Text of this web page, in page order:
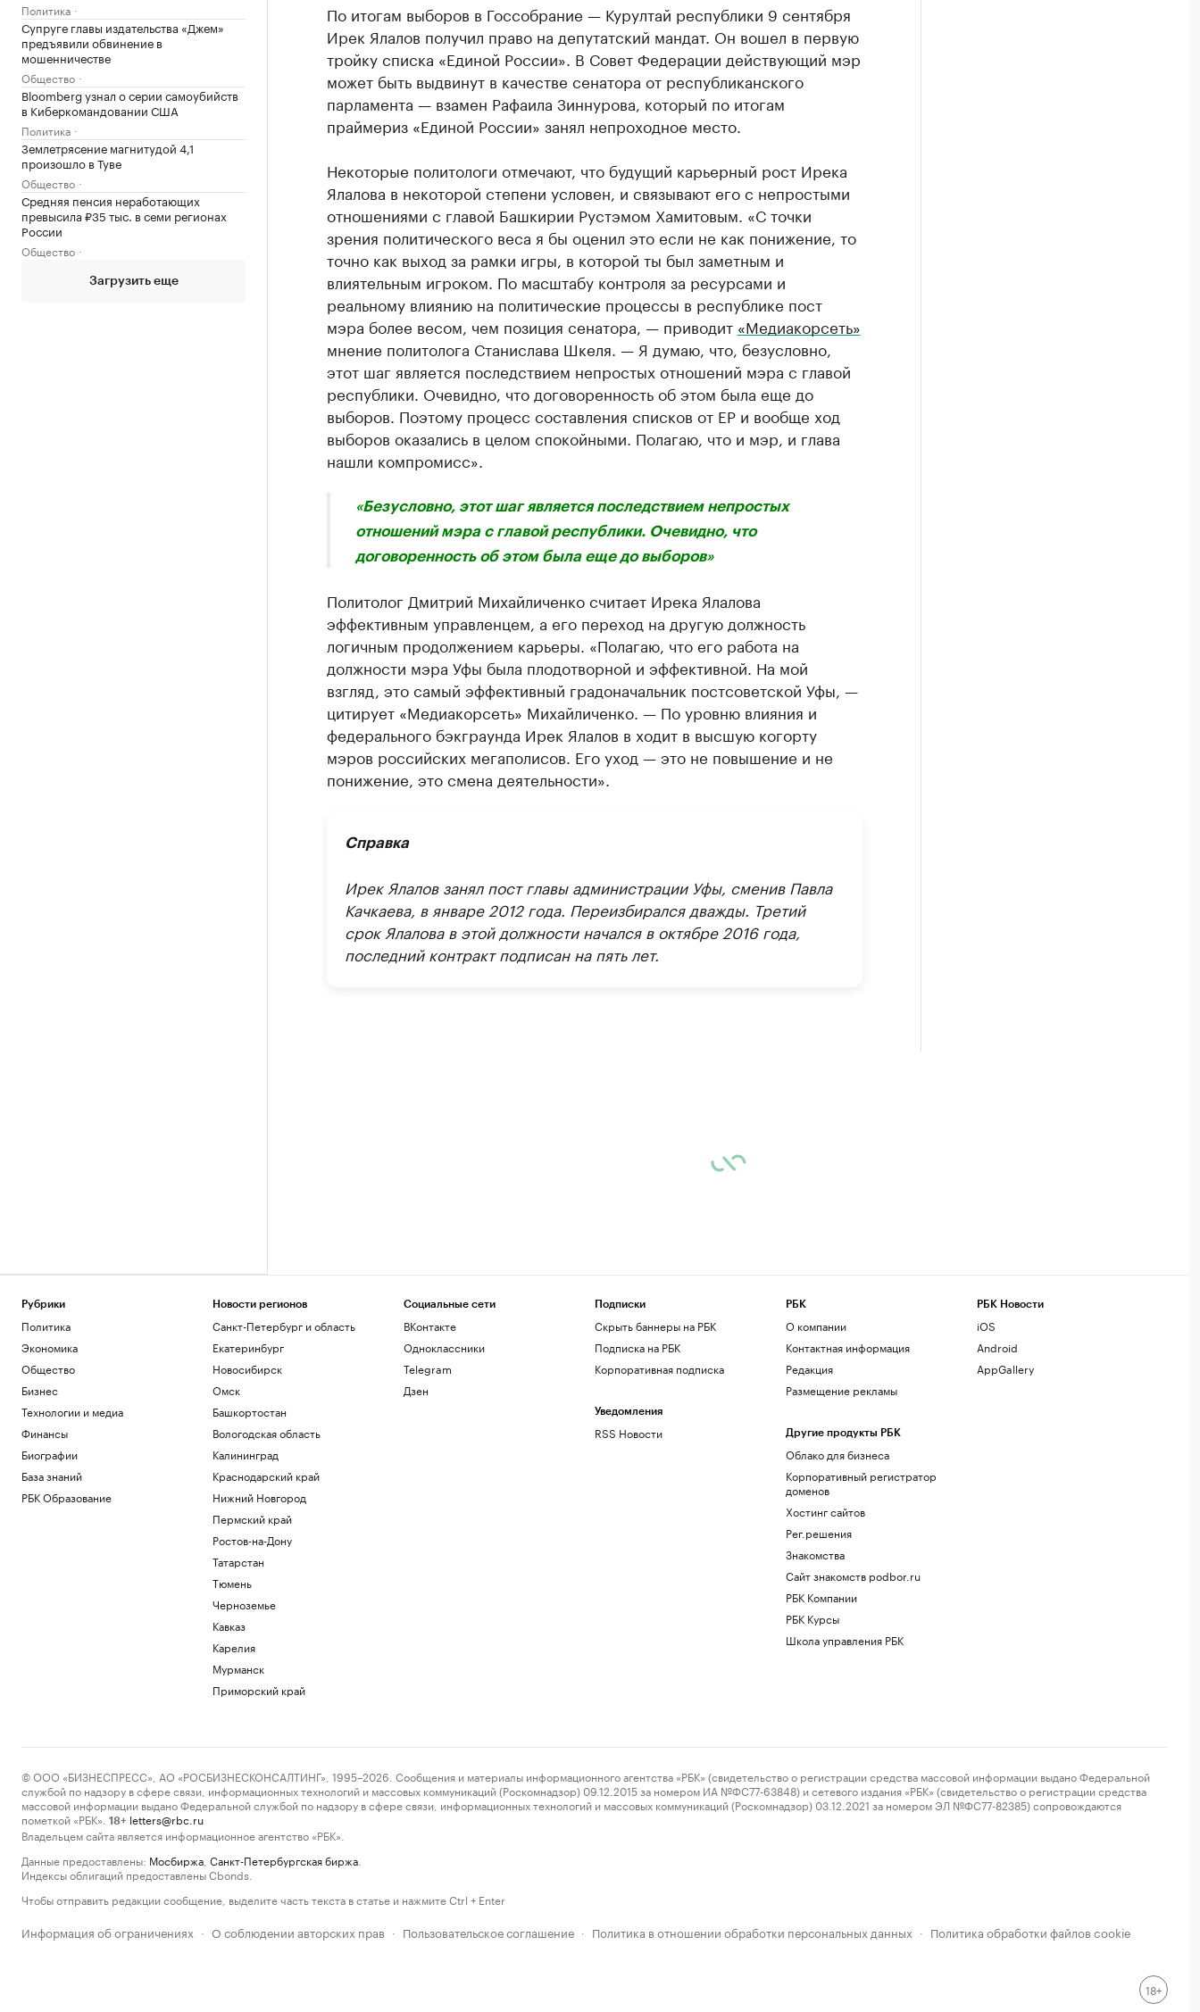
Политика
Супруге главы издательства «Джем»
предъявили обвинение в
мошенничестве
Общество
Bloomberg узнал о серии самоубийств
в Киберкомандовании США
Политика
Землетрясение магнитудой 4,1
произошло в Туве
Общество
Средняя пенсия неработающих
превысила ₽35 тыс. в семи регионах
России
Общество
Загрузить еще
По итогам выборов в Госсобрание — Курултай республики 9 сентября
Ирек Ялалов получил право на депутатский мандат. Он вошел в первую
тройку списка «Единой России». В Совет Федерации действующий мэр
может быть выдвинут в качестве сенатора от республиканского
парламента — взамен Рафаила Зиннурова, который по итогам
праймериз «Единой России» занял непроходное место.
Некоторые политологи отмечают, что будущий карьерный рост Ирека
Ялалова в некоторой степени условен, и связывают его с непростыми
отношениями с главой Башкирии Рустэмом Хамитовым. «С точки
зрения политического веса я бы оценил это если не как понижение, то
точно как выход за рамки игры, в которой ты был заметным и
влиятельным игроком. По масштабу контроля за ресурсами и
реальному влиянию на политические процессы в республике пост
мэра более весом, чем позиция сенатора, — приводит «Медиакорсеть»
мнение политолога Станислава Шкеля. — Я думаю, что, безусловно,
этот шаг является последствием непростых отношений мэра с главой
республики. Очевидно, что договоренность об этом была еще до
выборов. Поэтому процесс составления списков от ЕР и вообще ход
выборов оказались в целом спокойными. Полагаю, что и мэр, и глава
нашли компромисс».
«Безусловно, этот шаг является последствием непростых
отношений мэра с главой республики. Очевидно, что
договоренность об этом была еще до выборов»
Политолог Дмитрий Михайличенко считает Ирека Ялалова
эффективным управленцем, а его переход на другую должность
логичным продолжением карьеры. «Полагаю, что его работа на
должности мэра Уфы была плодотворной и эффективной. На мой
взгляд, это самый эффективный градоначальник постсоветской Уфы, —
цитирует «Медиакорсеть» Михайличенко. — По уровню влияния и
федерального бэкграунда Ирек Ялалов в ходит в высшую когорту
мэров российских мегаполисов. Его уход — это не повышение и не
понижение, это смена деятельности».
Справка
Ирек Ялалов занял пост главы администрации Уфы, сменив Павла
Качкаева, в январе 2012 года. Переизбирался дважды. Третий
срок Ялалова в этой должности начался в октябре 2016 года,
последний контракт подписан на пять лет.
Рубрики
Политика
Экономика
Общество
Бизнес
Технологии и медиа
Финансы
Биографии
База знаний
РБК Образование
Новости регионов
Санкт-Петербург и область
Екатеринбург
Новосибирск
Омск
Башкортостан
Вологодская область
Калининград
Краснодарский край
Нижний Новгород
Пермский край
Ростов-на-Дону
Татарстан
Тюмень
Черноземье
Кавказ
Карелия
Мурманск
Приморский край
Социальные сети
ВКонтакте
Одноклассники
Telegram
Дзен
Подписки
Скрыть баннеры на РБК
Подписка на РБК
Корпоративная подписка
Уведомления
RSS Новости
РБК
О компании
Контактная информация
Редакция
Размещение рекламы
Другие продукты РБК
Облако для бизнеса
Корпоративный регистратор
доменов
Хостинг сайтов
Рег.решения
Знакомства
Сайт знакомств podbor.ru
РБК Компании
РБК Курсы
Школа управления РБК
РБК Новости
iOS
Android
AppGallery
© ООО «БИЗНЕСПРЕСС», АО «РОСБИЗНЕСКОНСАЛТИНГ», 1995–2026. Сообщения и материалы информационного агентства «РБК» (свидетельство о регистрации средства массовой информации выдано Федеральной
службой по надзору в сфере связи, информационных технологий и массовых коммуникаций (Роскомнадзор) 09.12.2015 за номером ИА №ФС77-63848) и сетевого издания «РБК» (свидетельство о регистрации средства
массовой информации выдано Федеральной службой по надзору в сфере связи, информационных технологий и массовых коммуникаций (Роскомнадзор) 03.12.2021 за номером ЭЛ №ФС77-82385) сопровождаются
пометкой «РБК».
18+ letters@rbc.ru
Владельцем сайта является информационное агентство «РБК».
Данные предоставлены: Мосбиржа Санкт-Петербургская биржа
Индексы облигаций предоставлены Cbonds.
Чтобы отправить редакции сообщение, выделите часть текста в статье и нажмите Ctrl + Enter
Информация об ограничениях · О соблюдении авторских прав · Пользовательское соглашение · Политика в отношении обработки персональных данных · Политика обработки файлов cookie
18+